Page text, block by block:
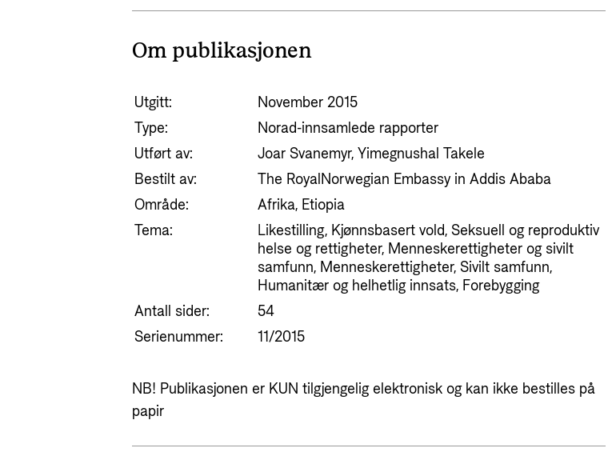
Om publikasjonen
Utgitt:
November 2015
Type:
Norad-innsamlede rapporter
Utført av:
Joar Svanemyr, Yimegnushal Takele
Bestilt av:
The RoyalNorwegian Embassy in Addis Ababa
Område:
Afrika, Etiopia
Tema:
Likestilling, Kjønnsbasert vold, Seksuell og reproduktiv
helse og rettigheter, Menneskerettigheter og sivilt
samfunn, Menneskerettigheter, Sivilt samfunn,
Humanitær og helhetlig innsats, Forebygging
Antall sider:
54
Serienummer:
11/2015
NB! Publikasjonen er KUN tilgjengelig elektronisk og kan ikke bestilles på
papir